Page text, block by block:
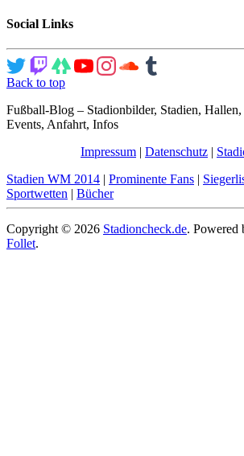
Social Links
Back to top
Fußball-Blog – Stadionbilder, Stadien,
Events, Anfahrt, Infos
Impressum | Datenschutz |
Stadien WM 2014 | Prominente Fans |
Sportwetten | Bücher
Copyright © 2026 Stadioncheck.de. Powered
Follet.